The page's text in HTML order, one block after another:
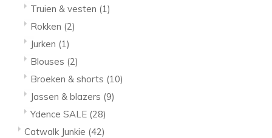
Truien & vesten (1)
Rokken (2)
Jurken (1)
Blouses (2)
Broeken & shorts (10)
Jassen & blazers (9)
Ydence SALE (28)
Catwalk Junkie (42)